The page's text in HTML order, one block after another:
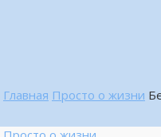
Главная Просто о жизни